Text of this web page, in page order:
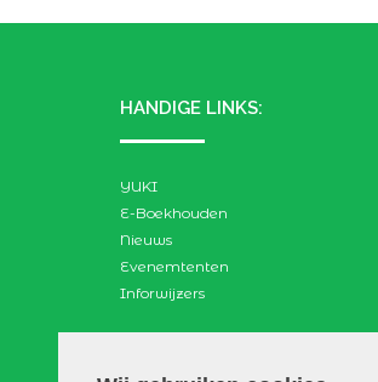
HANDIGE LINKS:
YUKI
E-Boekhouden
Nieuws
Evenemtenten
Inforwijzers